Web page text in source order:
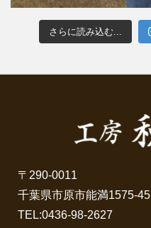
さらに読み込む...
〒290-0011
千葉県市原市能満1575-45
TEL:0436-98-2627